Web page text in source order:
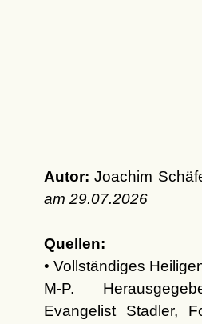
Autor: Joachim
am 29.07.2026
Quellen:
• Vollständiges
M-P.
Evangelist Stadler,